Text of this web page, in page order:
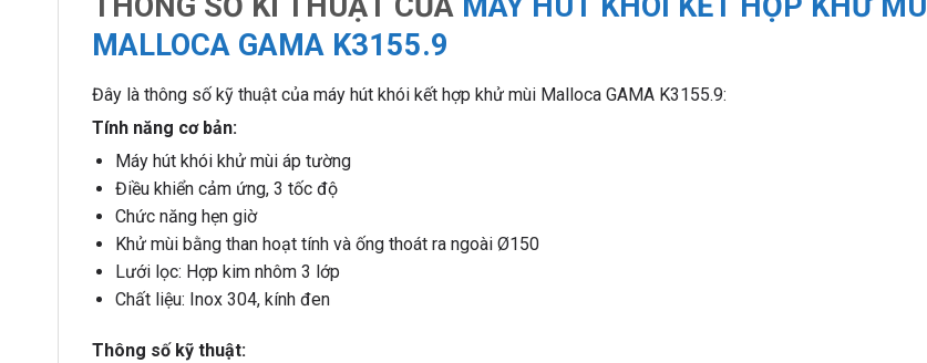
MALLOCA GAMA K3155.9
Đây là thông số kỹ thuật của máy hút khói kết hợp khử mùi Malloca GAMA K3155.9:
Tính năng cơ bản:
Máy hút khói khử mùi áp tường
Điều khiển cảm ứng, 3 tốc độ
Chức năng hẹn giờ
Khử mùi bằng than hoạt tính và ống thoát ra ngoài Ø150
Lưới lọc: Hợp kim nhôm 3 lớp
Chất liệu: Inox 304, kính đen
Thông số kỹ thuật: